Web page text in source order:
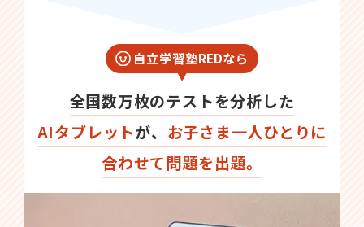
自立学習塾REDなら
全国数万枚のテストを分析した
AIタブレットが、 お子さま一人ひとりに
合わせて問題を出題。